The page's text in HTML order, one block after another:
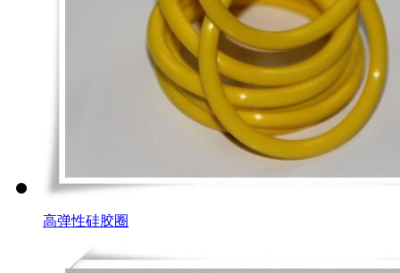
高弹性硅胶圈